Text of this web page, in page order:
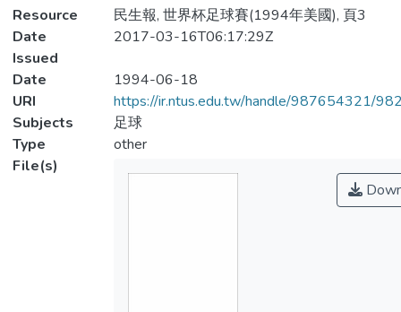
Resource
民生報, 世界杯足球賽(1994年美國), 頁3
Date
Issued
2017-03-16T06:17:29Z
Date
1994-06-18
URI
https://ir.ntus.edu.tw/handle/987654321/
Subjects
足球
Type
other
File(s)